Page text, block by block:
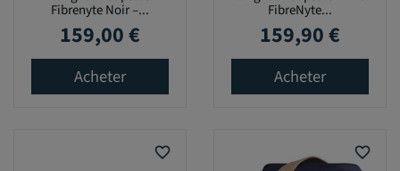
Fibrenyte Noir –...
Prix
159,00 €
Acheter
FibreNyte...
Prix
159,90 €
Acheter
favorite_border favorite_border